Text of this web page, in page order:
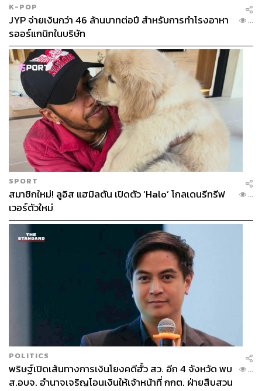
K-POP
JYP จ่ายเงินกว่า 46 ล้านบาทต่อปี สำหรับการทำโรงอาหา
รออร์แกนิกในบริษัท
...
SPORT
สมาชิกใหม่! ลูอิส แฮมิลตัน เปิดตัว ‘Halo’ โกลเดนรีทรีฟ
เวอร์ตัวใหม่
...
POLITICS
พริษฐ์เปิดเส้นทางการเงินโยงคดีฮั้ว สว. อีก 4 จังหวัด พบ
ส.อบจ. อำนาจเจริญโอนเงินให้เจ้าหน้าที่ กกต. ฝ่ายสืบสวน
...